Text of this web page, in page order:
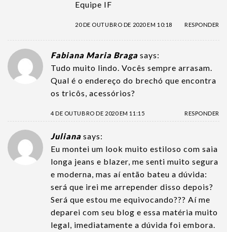
Equipe IF
20 DE OUTUBRO DE 2020 EM 10:18 RESPONDER
Fabiana Maria Braga says:
Tudo muito lindo. Vocês sempre arrasam.
Qual é o endereço do brechó que encontra
os tricôs, acessórios?
4 DE OUTUBRO DE 2020 EM 11:15 RESPONDER
Juliana says:
Eu montei um look muito estiloso com saia
longa jeans e blazer, me senti muito segura
e moderna, mas aí então bateu a dúvida:
será que irei me arrepender disso depois?
Será que estou me equivocando??? Aí me
deparei com seu blog e essa matéria muito
legal, imediatamente a dúvida foi embora.